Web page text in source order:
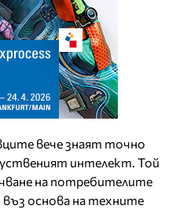
вече знаят точно
интелект. Той
на потребителите
основа на техните